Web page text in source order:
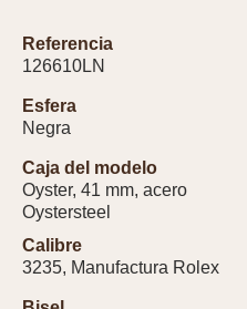
Referencia
126610LN
Esfera
Negra
Caja del modelo
Oyster, 41 mm, acero
Oystersteel
Calibre
3235, Manufactura Rolex